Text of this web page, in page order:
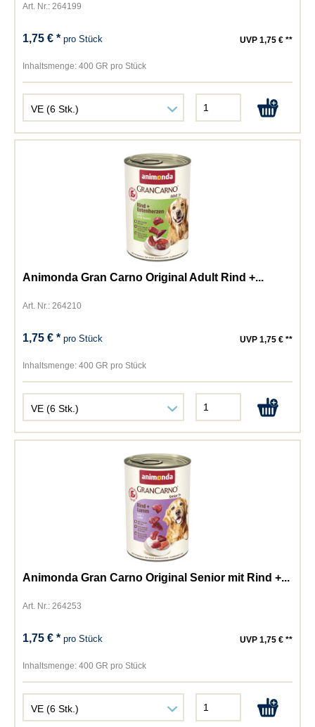
Art. Nr.: 264199
1,75 € *pro Stück UVP 1,75 € **
Inhaltsmenge: 400 GR pro Stück
Animonda Gran Carno Original Adult Rind +...
Art. Nr.: 264210
1,75 € *pro Stück UVP 1,75 € **
Inhaltsmenge: 400 GR pro Stück
Animonda Gran Carno Original Senior mit Rind +...
Art. Nr.: 264253
1,75 € *pro Stück UVP 1,75 € **
Inhaltsmenge: 400 GR pro Stück